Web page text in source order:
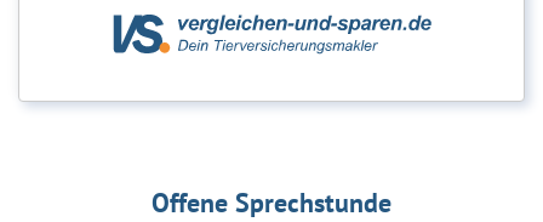
Offene Sprechstunde